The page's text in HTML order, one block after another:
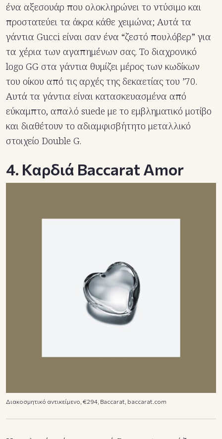
ένα αξεσουάρ που ολοκληρώνει το ντύσιμο και
προστατεύει τα άκρα κάθε χειμώνα; Αυτά τα
γάντια Gucci είναι σαν ένα “ζεστό πουλόβερ” για
τα χέρια των αγαπημένων σας. Το διαχρονικό
logo GG στα γάντια θυμίζει μέρος των κωδίκων
του οίκου από τις αρχές της δεκαετίας του ’70.
Αυτά τα γάντια είναι κατασκευασμένα από
εύκαμπτο, απαλό suede με το εμβληματικό μοτίβο
και διαθέτουν το αδιαμφισβήτητο μεταλλικό
στοιχείο Double G.
4. Καρδιά Baccarat Amor
Διακοσμητικό αντικείμενο, €294, Baccarat, baccarat.com